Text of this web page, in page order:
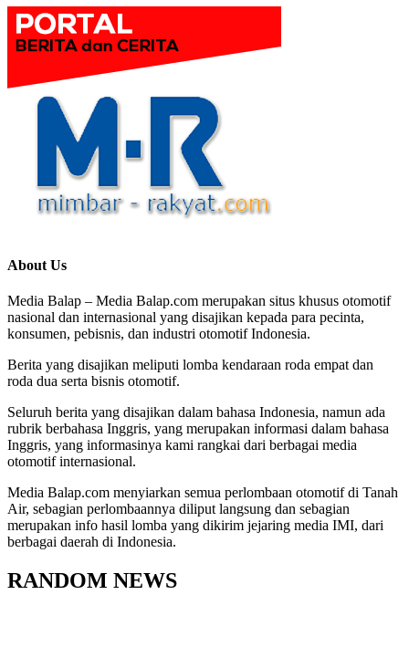
About Us
Media Balap – Media Balap.com merupakan situs khusus otomotif
nasional dan internasional yang disajikan kepada para pecinta,
konsumen, pebisnis, dan industri otomotif Indonesia.
Berita yang disajikan meliputi lomba kendaraan roda empat dan
roda dua serta bisnis otomotif.
Seluruh berita yang disajikan dalam bahasa Indonesia, namun ada
rubrik berbahasa Inggris, yang merupakan informasi dalam bahasa
Inggris, yang informasinya kami rangkai dari berbagai media
otomotif internasional.
Media Balap.com menyiarkan semua perlombaan otomotif di Tanah
Air, sebagian perlombaannya diliput langsung dan sebagian
merupakan info hasil lomba yang dikirim jejaring media IMI, dari
berbagai daerah di Indonesia.
RANDOM NEWS